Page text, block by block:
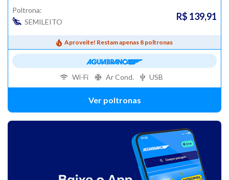
Poltrona:
SEMILEITO
R$ 139,91
Aproveite! Restam apenas 8 poltronas
Ver poltronas
Wi-Fi Ar Cond. USB